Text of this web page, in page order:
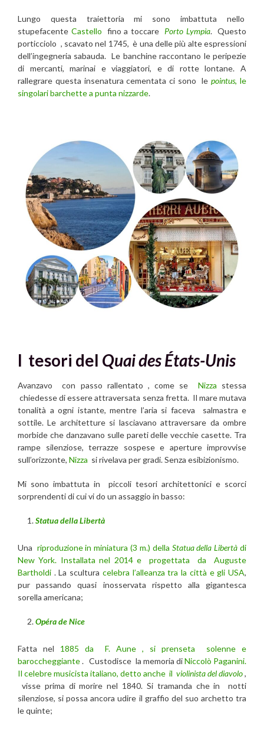
Lungo questa traiettoria mi sono imbattuta nello
stupefacente Castello fino a toccare Porto Lympia. Questo
porticciolo , scavato nel 1745, è una delle più alte espressioni
dell’ingegneria sabauda. Le banchine raccontano le peripezie
di mercanti, marinai e viaggiatori, e di rotte lontane. A
rallegrare questa insenatura cementata ci sono lepointus, le
singolari barchette a punta nizzarde.
I tesori del Quai des États-Unis
Avanzavo con passo rallentato , come se Nizza stessa
chiedesse di essere attraversata senza fretta. Il mare mutava
tonalità a ogni istante, mentre l’aria si faceva salmastra e
sottile. Le architetture si lasciavano attraversare da ombre
morbide che danzavano sulle pareti delle vecchie casette. Tra
rampe silenziose, terrazze sospese e aperture improvvise
sull’orizzonte, Nizza si rivelava per gradi. Senza esibizionismo.
Mi sono imbattuta in piccoli tesori architettonici e scorci
sorprendenti di cui vi do un assaggio in basso:
Statua della Libertà
Una riproduzione in miniatura (3 m.) della Statua della Libertàdi
New York. Installata nel 2014 e progettata da Auguste
Bartholdi . La scultura celebra l’alleanza tra la città e gli USA,
pur passando quasi inosservata rispetto alla gigantesca
sorella americana;
Opéra de Nice
Fatta nel 1885 da F. Aune , si prenseta solenne e
baroccheggiante. Custodisce la memoria diNiccolò Paganini.
Il celebre musicista italiano, detto anche il violinista del diavolo,
visse prima di morire nel 1840. Si tramanda che in notti
silenziose, si possa ancora udire il graffio del suo archetto tra
le quinte;